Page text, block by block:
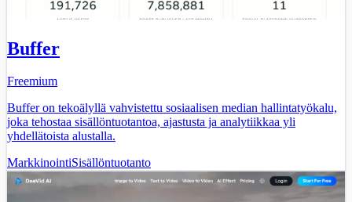
Buffer
Freemium
Buffer on tekoälyllä vahvistettu sosiaalisen median hallintatyökalu,
joka tehostaa sisällöntuotantoa, ajastusta ja analytiikkaa yli
yhdellätoista alustalla.
MarkkinointiSisällöntuotanto